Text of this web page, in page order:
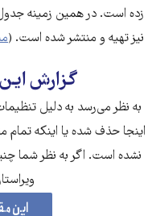
نیز تهیه و منتشر شده است. (
گزارش
به نظر می‌رسد به دلیل
اینجا حذف شده‌ یا اینکه
نشده است. اگر به نظر شما
این